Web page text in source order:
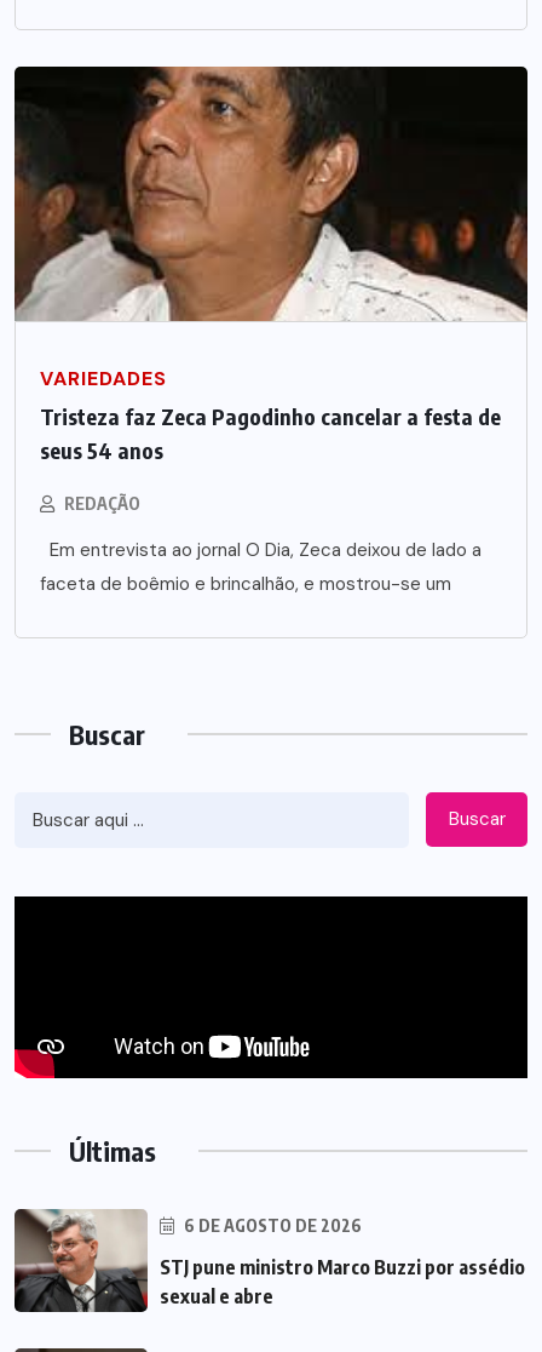
VARIEDADES
Tristeza faz Zeca Pagodinho cancelar a festa de
seus 54 anos
REDAÇÃO
Em entrevista ao jornal O Dia, Zeca deixou de lado a
faceta de boêmio e brincalhão, e mostrou-se um
Buscar
Buscar
Últimas
6 DE AGOSTO DE 2026
STJ pune ministro Marco Buzzi por assédio
sexual e abre